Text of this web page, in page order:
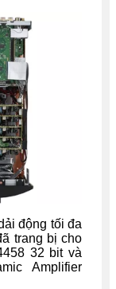
động tối đa
trang bị cho
32 bit và
Amplifier